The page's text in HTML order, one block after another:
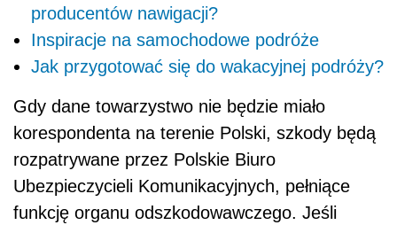
producentów nawigacji?
Inspiracje na samochodowe podróże
Jak przygotować się do wakacyjnej podróży?
Gdy dane towarzystwo nie będzie miało
korespondenta na terenie Polski, szkody będą
rozpatrywane przez Polskie Biuro
Ubezpieczycieli Komunikacyjnych, pełniące
funkcję organu odszkodowawczego. Jeśli